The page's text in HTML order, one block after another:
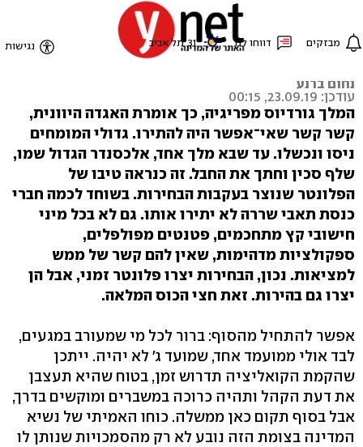
חצי הכוס המלאה
None
נחום ברנע
עודכן: 23.09.19, 00:15
המלך גורדיוס מפריגיה, כך אומרת האגדה היוונית,
קשר קשר שאי־אפשר היה להתירו. גדולי המומחים
ניסו ונכשלו. עד שבא מלך אחד, אלכסנדר הגדול שמו,
שלף סכין וחתך את החבל. זה כנראה טיבו של
הפלונטר שנוצר בעקבות הבחירות. בשוחד לכמה חברי
כנסת תאבי שררה לא יתירו אותו. גם לא בכל מיני
חישובי קץ מתחכמים, פטנטים מפולפלים,
ספקולציות מדהימות, שאין להם קשר של ממש
למציאות. נכון, הבחירות יצרו פלונטר זמני, אבל הן
יצרו גם בהירות. זאת חצי הכוס המלאה.
אפשר להתחיל מהסוף: ברור לכל מי שמעורב במגעים,
לבד אולי ממועמד אחד, שמועד ג' לא יהיה. ייתכן
שהקמת הקואליציה תדרוש זמן, בטוח שהיא תעצבן
את דעת הקהל ותהיה כרוכה במשברים ומוקשים בדרך,
אבל בסוף תקום כאן ממשלה. כוחו האמיתי של נשיא
המדינה בצומת הזה נובע לא רק מהסמכויות שנותן לו